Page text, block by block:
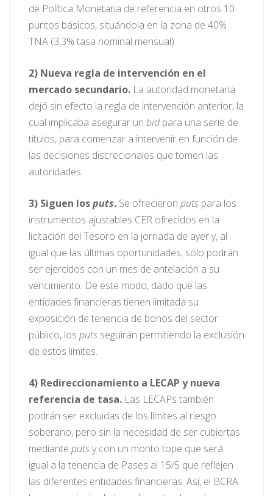
de Política Monetaria de referencia en otros 10
puntos básicos, situándola en la zona de 40%
TNA (3,3% tasa nominal mensual).
2) Nueva regla de intervención en el
mercado secundario. La autoridad monetaria
dejó sin efecto la regla de intervención anterior, la
cual implicaba asegurar un bidpara una serie de
títulos, para comenzar a intervenir en función de
las decisiones discrecionales que tomen las
autoridades.
3) Siguen losputs. Se ofrecieron puts para los
instrumentos ajustables CER ofrecidos en la
licitación del Tesoro en la jornada de ayer y, al
igual que las últimas oportunidades, sólo podrán
ser ejercidos con un mes de antelación a su
vencimiento. De este modo, dado que las
entidades financieras tienen limitada su
exposición de tenencia de bonos del sector
público, los puts seguirán permitiendo la exclusión
de estos límites.
4) Redireccionamiento a LECAP y nueva
referencia de tasa. Las LECAPs también
podrán ser excluidas de los límites al riesgo
soberano, pero sin la necesidad de ser cubiertas
mediante putsy con un monto tope que será
igual a la tenencia de Pases al 15/5 que reflejen
las diferentes entidades financieras. Así, el BCRA